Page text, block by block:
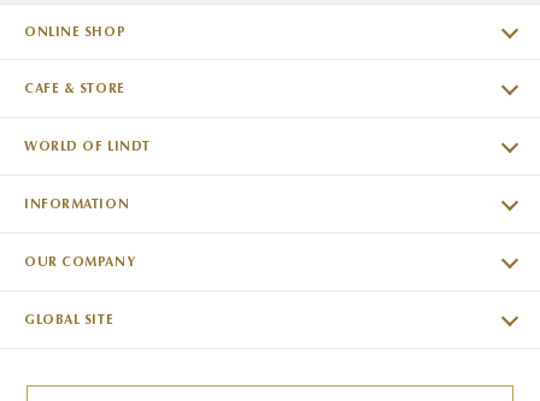
ONLINE SHOP
CAFE & STORE
WORLD OF LINDT
INFORMATION
OUR COMPANY
GLOBAL SITE